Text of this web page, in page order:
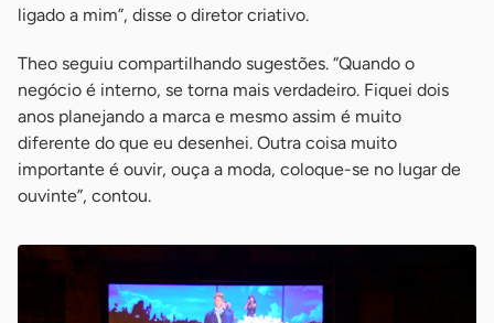
ligado a mim”, disse o diretor criativo.
Theo seguiu compartilhando sugestões. “Quando o
negócio é interno, se torna mais verdadeiro. Fiquei dois
anos planejando a marca e mesmo assim é muito
diferente do que eu desenhei. Outra coisa muito
importante é ouvir, ouça a moda, coloque-se no lugar de
ouvinte”, contou.